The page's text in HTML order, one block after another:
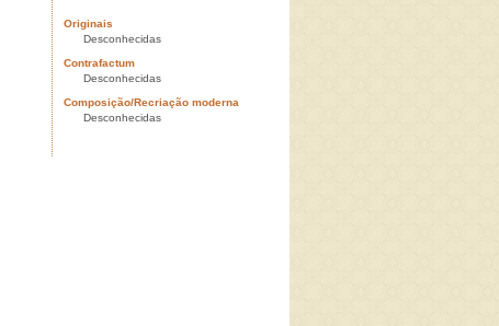
Originais
Desconhecidas
Contrafactum
Desconhecidas
Composição/Recriação moderna
Desconhecidas